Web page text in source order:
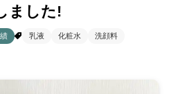
ました!
乳液 化粧水 洗顔料